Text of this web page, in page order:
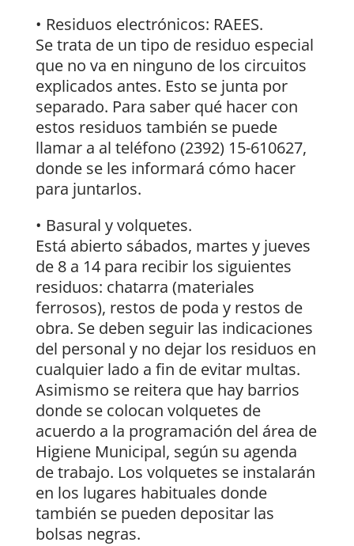
• Residuos electrónicos: RAEES.
Se trata de un tipo de residuo especial
que no va en ninguno de los circuitos
explicados antes. Esto se junta por
separado. Para saber qué hacer con
estos residuos también se puede
llamar a al teléfono (2392) 15-610627,
donde se les informará cómo hacer
para juntarlos.
• Basural y volquetes.
Está abierto sábados, martes y jueves
de 8 a 14 para recibir los siguientes
residuos: chatarra (materiales
ferrosos), restos de poda y restos de
obra. Se deben seguir las indicaciones
del personal y no dejar los residuos en
cualquier lado a fin de evitar multas.
Asimismo se reitera que hay barrios
donde se colocan volquetes de
acuerdo a la programación del área de
Higiene Municipal, según su agenda
de trabajo. Los volquetes se instalarán
en los lugares habituales donde
también se pueden depositar las
bolsas negras.